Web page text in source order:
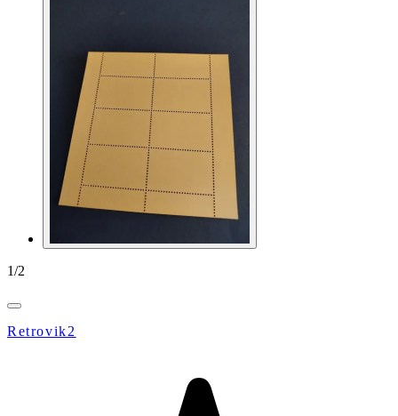
1/2
Retrovik2